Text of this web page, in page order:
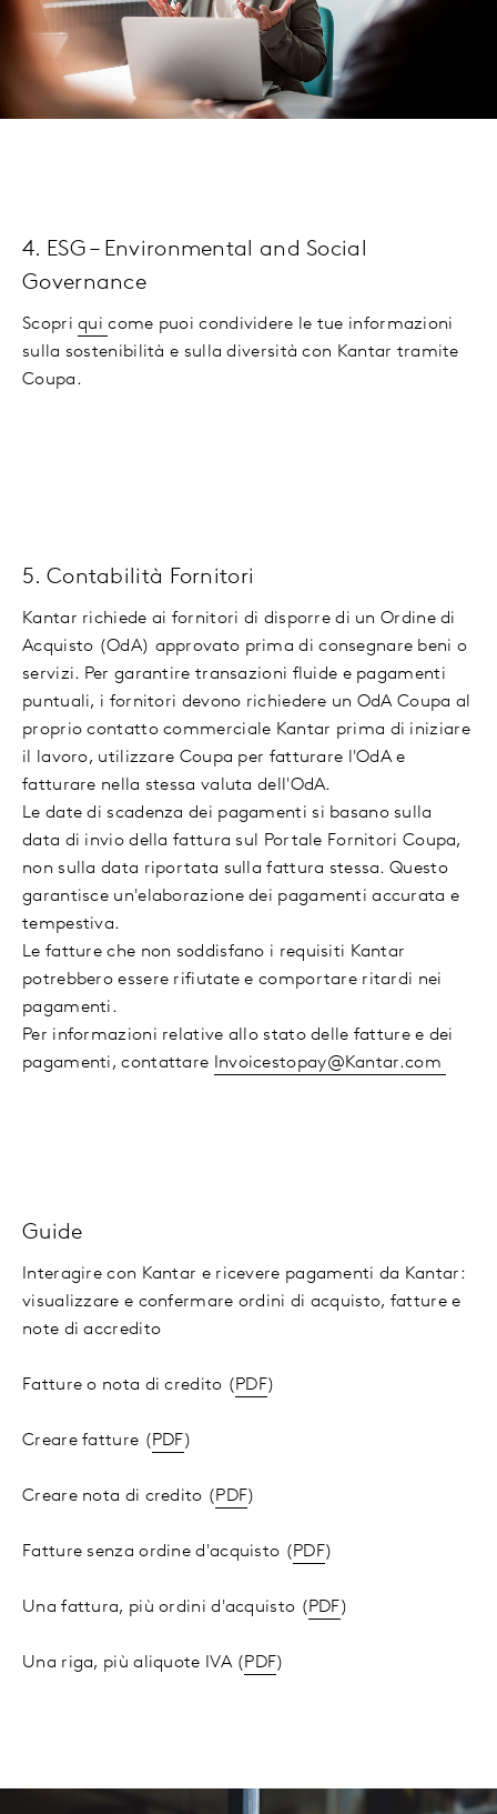
4. ESG – Environmental and Social
Governance
Scopriquicome puoi condividere le tue informazioni
sulla sostenibilità e sulla diversità con Kantar tramite
Coupa.
5. Contabilità Fornitori
Kantar richiede ai fornitori di disporre di un Ordine di
Acquisto (OdA) approvato prima di consegnare beni o
servizi. Per garantire transazioni fluide e pagamenti
puntuali, i fornitori devono richiedere un OdA Coupa al
proprio contatto commerciale Kantar prima di iniziare
il lavoro, utilizzare Coupa per fatturare l'OdA e
fatturare nella stessa valuta dell'OdA.
Le date di scadenza dei pagamenti si basano sulla
data di invio della fattura sul Portale Fornitori Coupa,
non sulla data riportata sulla fattura stessa. Questo
garantisce un'elaborazione dei pagamenti accurata e
tempestiva.
Le fatture che non soddisfano i requisiti Kantar
potrebbero essere rifiutate e comportare ritardi nei
pagamenti.
Per informazioni relative allo stato delle fatture e dei
pagamenti, contattare
Invoicestopay@Kantar.com
Guide
Interagire con Kantar e ricevere pagamenti da Kantar:
visualizzare e confermare ordini di acquisto, fatture e
note di accredito
Fatture o nota di credito (PDF)
Creare fatture (PDF)
Creare nota di credito (PDF)
Fatture senza ordine d'acquisto (PDF)
Una fattura, più ordini d'acquisto (PDF)
Una riga, più aliquote IVA (PDF)